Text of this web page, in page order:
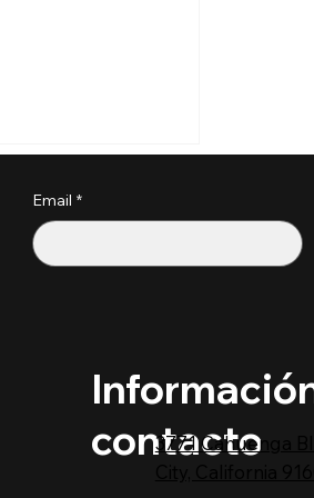
sobre
Email *
contacto
3771 Cahuenga